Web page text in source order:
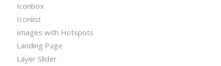
Iconbox
Iconlist
Images with Hotspots
Landing Page
Layer Slider